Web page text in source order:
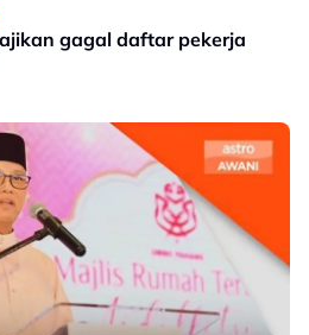
gagal daftar pekerja